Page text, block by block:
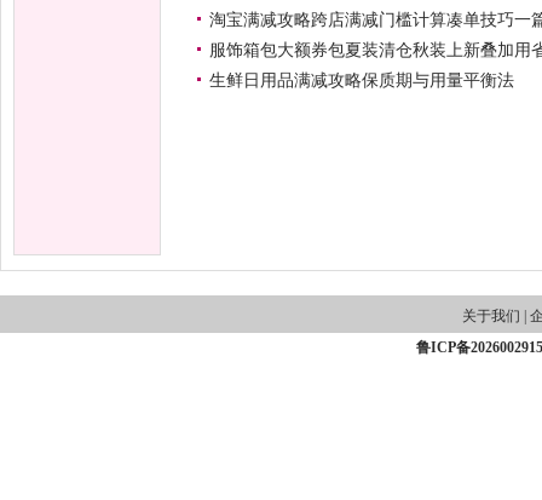
淘宝满减攻略跨店满减门槛计算凑单技巧一
服饰箱包大额券包夏装清仓秋装上新叠加用
生鲜日用品满减攻略保质期与用量平衡法
关于我们
鲁ICP备